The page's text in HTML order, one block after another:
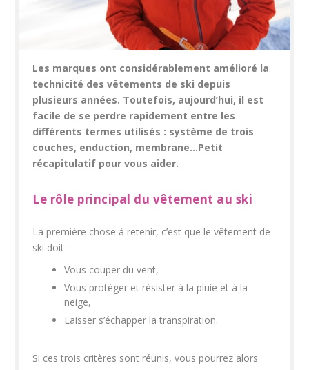
Les marques ont considérablement amélioré la
technicité des vêtements de ski depuis
plusieurs années. Toutefois, aujourd’hui, il est
facile de se perdre rapidement entre les
différents termes utilisés : système de trois
couches, enduction, membrane…Petit
récapitulatif pour vous aider.
Le rôle principal du vêtement au ski
La première chose à retenir, c’est que le vêtement de
ski doit :
Vous couper du vent,
Vous protéger et résister à la pluie et à la
neige,
Laisser s’échapper la transpiration.
Si ces trois critères sont réunis, vous pourrez alors